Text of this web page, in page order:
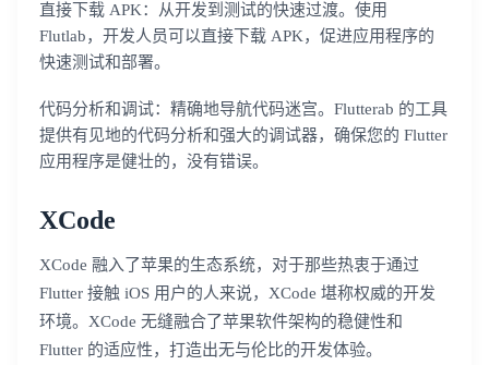
直接下载 APK：从开发到测试的快速过渡。使用
Flutlab，开发人员可以直接下载 APK，促进应用程序的
快速测试和部署。
代码分析和调试：精确地导航代码迷宫。Flutterab 的工具
提供有见地的代码分析和强大的调试器，确保您的 Flutter
应用程序是健壮的，没有错误。
XCode
XCode 融入了苹果的生态系统，对于那些热衷于通过
Flutter 接触 iOS 用户的人来说，XCode 堪称权威的开发
环境。XCode 无缝融合了苹果软件架构的稳健性和
Flutter 的适应性，打造出无与伦比的开发体验。
登录即时通讯云
登录客服云